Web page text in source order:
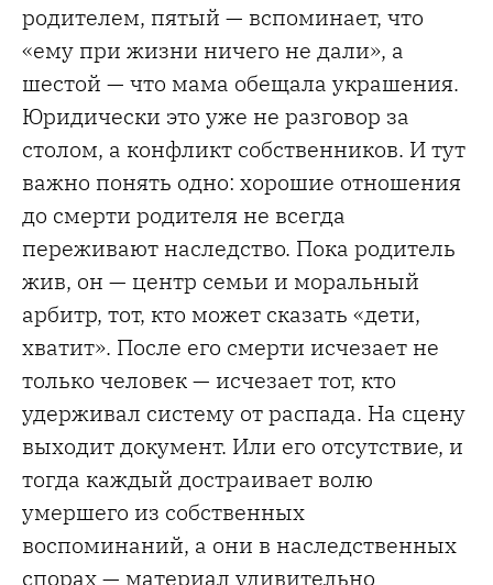
родителем, пятый — вспоминает, что
«ему при жизни ничего не дали», а
шестой — что мама обещала украшения.
Юридически это уже не разговор за
столом, а конфликт собственников. И тут
важно понять одно: хорошие отношения
до смерти родителя не всегда
переживают наследство. Пока родитель
жив, он — центр семьи и моральный
арбитр, тот, кто может сказать «дети,
хватит». После его смерти исчезает не
только человек — исчезает тот, кто
удерживал систему от распада. На сцену
выходит документ. Или его отсутствие, и
тогда каждый достраивает волю
умершего из собственных
воспоминаний, а они в наследственных
спорах — материал удивительно